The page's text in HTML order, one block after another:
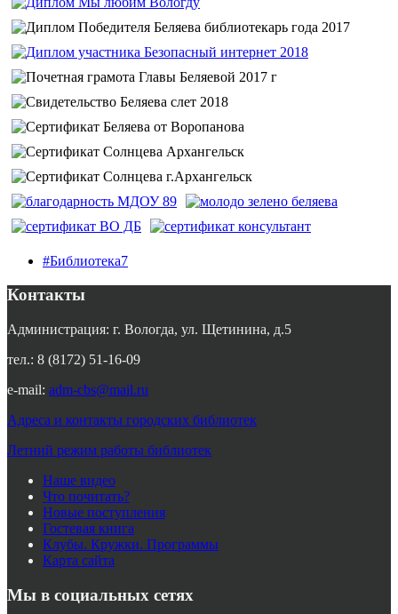
#Библиотека7
Контакты
Администрация: г. Вологда, ул. Щетинина, д.5
тел.: 8 (8172) 51-16-09
e-mail: adm-cbs@mail.ru
Адреса и контакты городских библиотек
Летний режим работы библиотек
Наше видео
Что почитать?
Новые поступления
Гостевая книга
Клубы. Кружки. Программы
Карта сайта
Мы в социальных сетях